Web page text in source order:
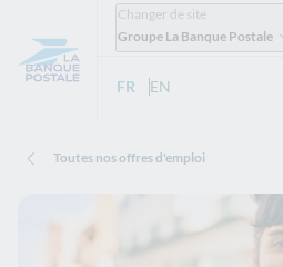
Changer de site
Groupe La Banque Postale
FR - Version française
EN
Toutes nos offres d'emploi